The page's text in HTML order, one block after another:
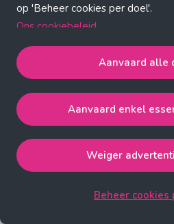
op 'Beheer cookies per doel'.
Ons cookiebeleid
Aanvaard alle cookiesgaat
noodzakelijke, analytische,
cookies.
de strict noodzakelijke cookies.
Weiger advertentie cookies
Aanvaard alle
Aanvaard enkel
Weiger
Beheer cookies